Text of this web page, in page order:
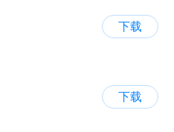
下载
下载